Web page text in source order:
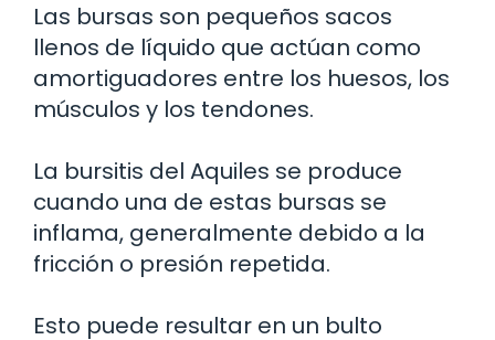
Las bursas son pequeños sacos
llenos de líquido que actúan como
amortiguadores entre los huesos, los
músculos y los tendones.
La bursitis del Aquiles se produce
cuando una de estas bursas se
inflama, generalmente debido a la
fricción o presión repetida.
Esto puede resultar en un bulto